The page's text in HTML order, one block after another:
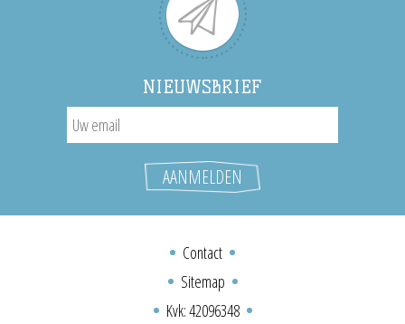
NIEUWSBRIEF
Contact
Sitemap
Kvk: 42096348